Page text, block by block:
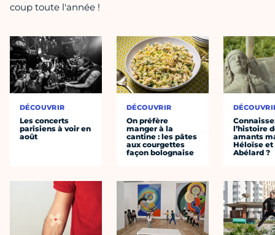
coup toute l'année !
DÉCOUVRIR
Les concerts
parisiens à voir en
août
DÉCOUVRIR
On préfère
manger à la
cantine : les pâtes
aux courgettes
façon bolognaise
l’histoire
amants
Héloïse et
Abélard ?